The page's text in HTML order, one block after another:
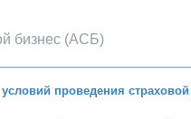
бизнес (АСБ)
проведения